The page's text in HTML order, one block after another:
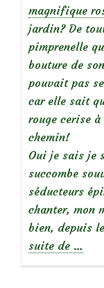
magnifique
jardin? De
pimprenelle
bouture de
pouvait pas
car elle sait
rouge cerise
chemin!
Oui je sais je
succombe
séducteurs
chanter, mon
bien, depuis
suite de …